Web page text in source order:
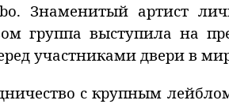
Знаменитый артист
группа выступила на
участниками двери в
с крупным